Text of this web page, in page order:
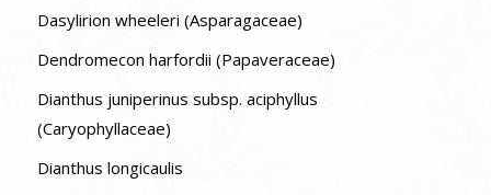
Dasylirion wheeleri (Asparagaceae)
Dendromecon harfordii (Papaveraceae)
Dianthus juniperinus subsp. aciphyllus
(Caryophyllaceae)
Dianthus longicaulis